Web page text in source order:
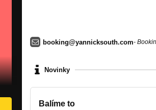
booking@yannicksouth.com-
Novinky
Balíme to